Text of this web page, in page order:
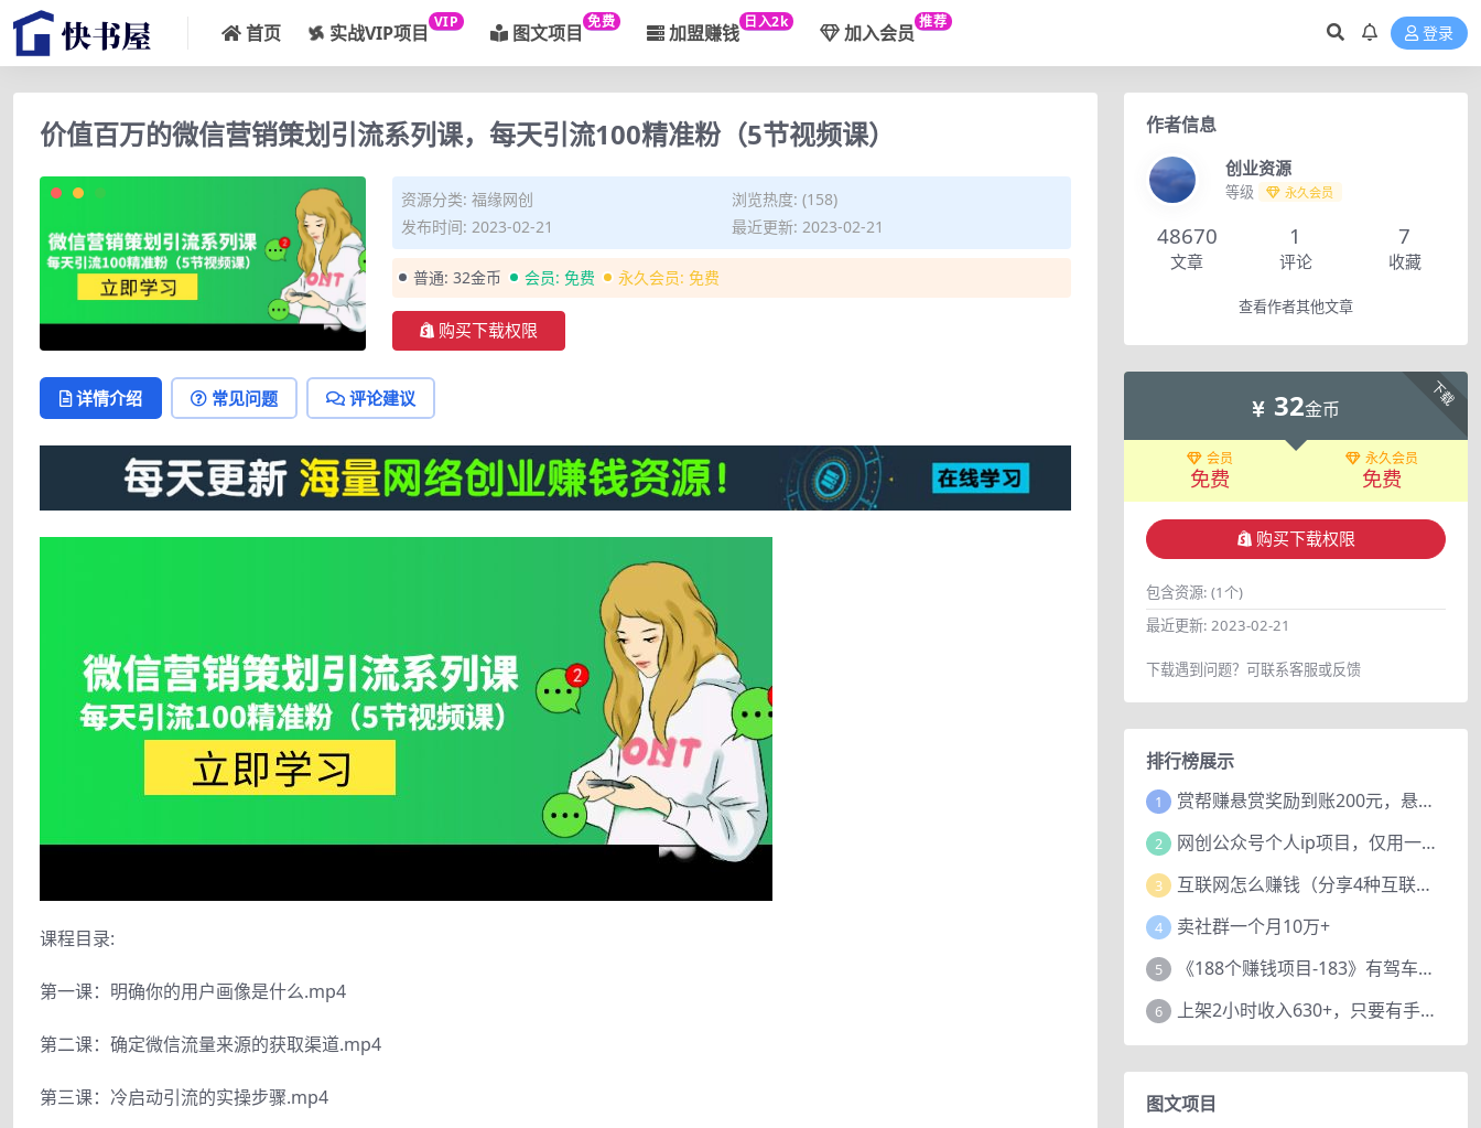
首页 实战VIP项目 VIP 图文项目 免费 加盟赚钱 日入2k 加入会员 推荐
登录
价值百万的微信营销策划引流系列课，每天引流100精准粉（5节视频课）
资源分类: 福缘网创
浏览热度: (158)
发布时间: 2023-02-21
最近更新: 2023-02-21
普通: 32金币 会员: 免费 永久会员: 免费
购买下载权限
详情介绍 常见问题 评论建议
课程目录:
第一课：明确你的用户画像是什么.mp4
第二课：确定微信流量来源的获取渠道.mp4
第三课：冷启动引流的实操步骤.mp4
作者信息
创业资源
等级 永久会员
48670
文章
1
评论
7
收藏
查看作者其他文章
下载
32金币
会员
免费
永久会员
免费
购买下载权限
包含资源: (1个)
最近更新: 2023-02-21
下载遇到问题？可联系客服或反馈
排行榜展示
1 赏帮赚悬赏奖励到账200元，悬赏任务多劳多得，人人可做。
2 网创公众号个人ip项目，仅用一篇文章做到全网引流！
3 互联网怎么赚钱（分享4种互联网赚钱模式）
4 卖社群一个月10万+
5 《188个赚钱项目-183》有驾车评项目，动动小手，复制粘贴赚44元！
6 上架2小时收入630+，只要有手就能做的AI搞钱项目，奶奶看完都能学会!
图文项目